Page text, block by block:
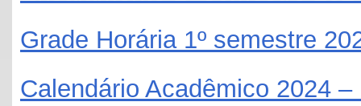
Grade Horária 1º semestre
Calendário Acadêmico 2024